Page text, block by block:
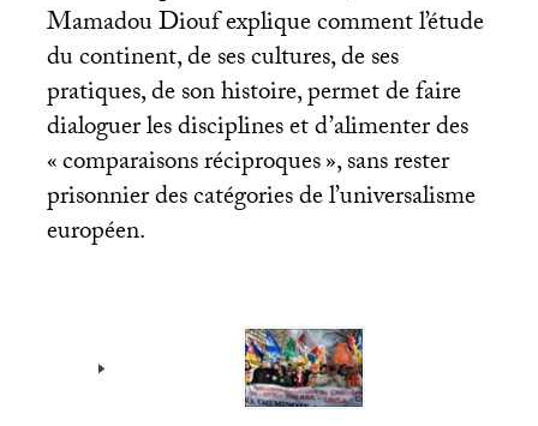
Mamadou Diouf explique comment l’étude
du continent, de ses cultures, de ses
pratiques, de son histoire, permet de faire
dialoguer les disciplines et d’alimenter des
«comparaisons réciproques», sans rester
prisonnier des catégories de l’universalisme
européen.